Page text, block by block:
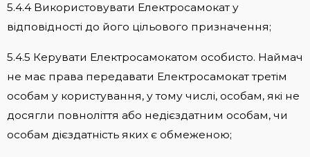
5.4.4 Використовувати Електросамокат у
відповідності до його цільового призначення;
5.4.5 Керувати Електросамокатом особисто. Наймач
не має права передавати Електросамокат третім
особам у користування, у тому числі, особам, які не
досягли повноліття або недієздатним особам, чи
особам дієздатність яких є обмеженою;